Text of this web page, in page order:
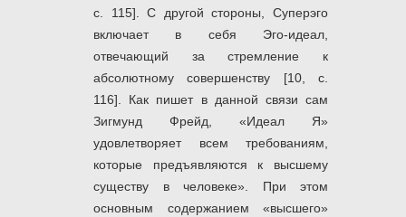
с. 115]. С другой стороны, Суперэго
включает в себя Эго-идеал,
отвечающий за стремление к
абсолютному совершенству [10, с.
116]. Как пишет в данной связи сам
Зигмунд Фрейд, «Идеал Я»
удовлетворяет всем требованиям,
которые предъявляются к высшему
существу в человеке». При этом
основным содержанием «высшего»